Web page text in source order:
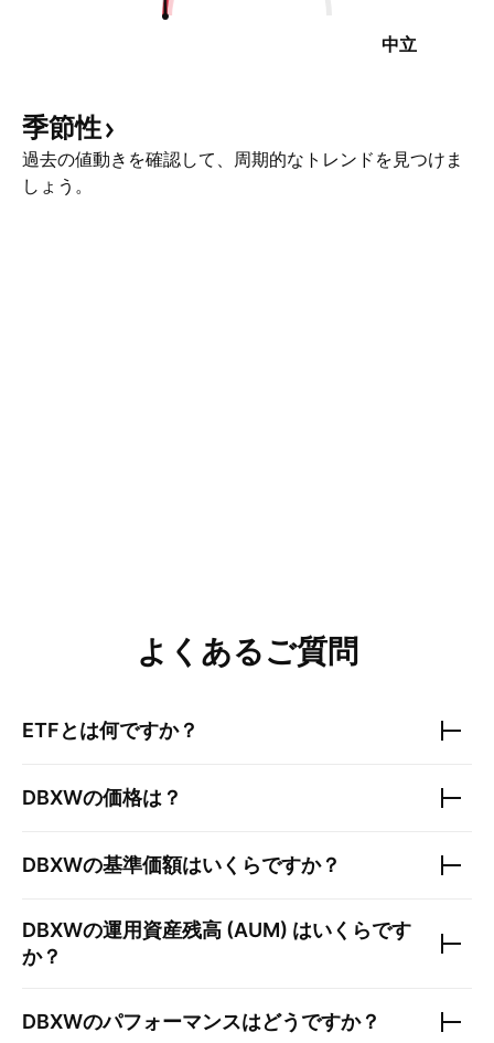
中立
季節性
過去の値動きを確認して、周期的なトレンドを見つけま
しょう。
よくあるご質問
ETFとは何ですか？
DBXWの価格は？
DBXWの基準価額はいくらですか？
DBXWの運用資産残高 (AUM) はいくらです
か？
DBXWのパフォーマンスはどうですか？